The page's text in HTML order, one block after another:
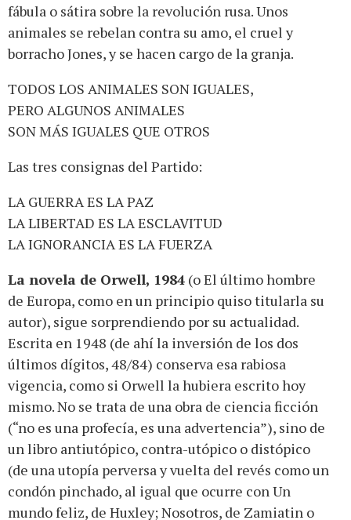
fábula o sátira sobre la revolución rusa. Unos
animales se rebelan contra su amo, el cruel y
borracho Jones, y se hacen cargo de la granja.
TODOS LOS ANIMALES SON IGUALES,
PERO ALGUNOS ANIMALES
SON MÁS IGUALES QUE OTROS
Las tres consignas del Partido:
LA GUERRA ES LA PAZ
LA LIBERTAD ES LA ESCLAVITUD
LA IGNORANCIA ES LA FUERZA
La novela de Orwell, 1984 (o El último hombre
de Europa, como en un principio quiso titularla su
autor), sigue sorprendiendo por su actualidad.
Escrita en 1948 (de ahí la inversión de los dos
últimos dígitos, 48/84) conserva esa rabiosa
vigencia, como si Orwell la hubiera escrito hoy
mismo. No se trata de una obra de ciencia ficción
(“no es una profecía, es una advertencia”), sino de
un libro antiutópico, contra-utópico o distópico
(de una utopía perversa y vuelta del revés como un
condón pinchado, al igual que ocurre con Un
mundo feliz, de Huxley; Nosotros, de Zamiatin o